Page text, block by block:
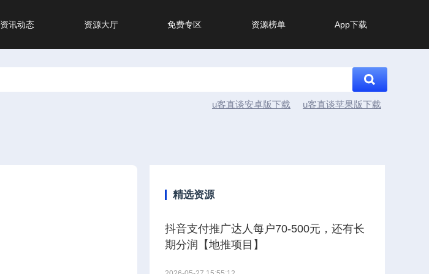
资讯动态 资源大厅 免费专区 资源榜单 App下载
u客直谈安卓版下载 u客直谈苹果版下载
精选资源
抖音支付推广达人每户70-500元，还有长
期分润【地推项目】